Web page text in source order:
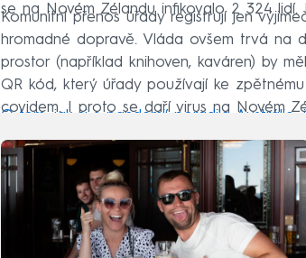
se na Novém Zélandu infikovalo 2 324
Komunitní přenos úřady registrují jen
hromadné dopravě. Vláda ovšem trvá na
prostor (například knihoven, kaváren) by
QR kód, který úřady používají ke
covidem. I proto se daří virus na Novém
O tom, jak si s pandemií poradila Austrálie,